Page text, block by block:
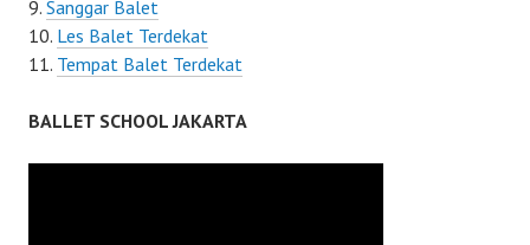
Sanggar Balet
Les Balet Terdekat
Tempat Balet Terdekat
BALLET SCHOOL JAKARTA